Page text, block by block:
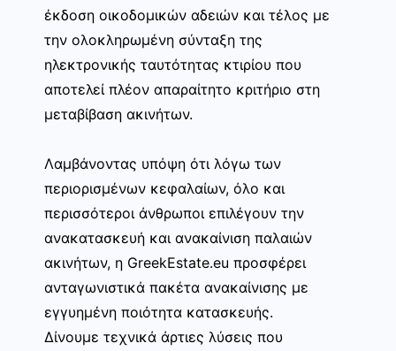
έκδοση οικοδομικών αδειών και τέλος με
την ολοκληρωμένη σύνταξη της
ηλεκτρονικής ταυτότητας κτιρίου που
αποτελεί πλέον απαραίτητο κριτήριο στη
μεταβίβαση ακινήτων.
Λαμβάνοντας υπόψη ότι λόγω των
περιορισμένων κεφαλαίων, όλο και
περισσότεροι άνθρωποι επιλέγουν την
ανακατασκευή και ανακαίνιση παλαιών
ακινήτων, η GreekEstate.eu προσφέρει
ανταγωνιστικά πακέτα ανακαίνισης με
εγγυημένη ποιότητα κατασκευής.
Δίνουμε τεχνικά άρτιες λύσεις που